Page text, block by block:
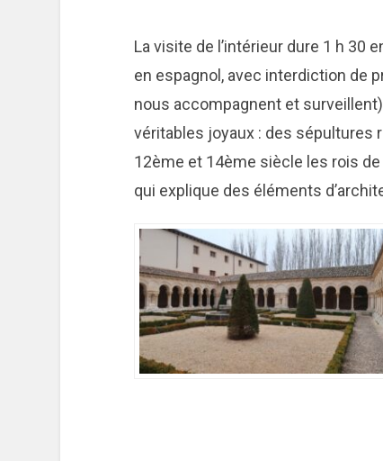
La visite de l’intérieur dure 1 h 30
en espagnol, avec interdiction de
nous accompagnent et
véritables joyaux : des sépultures
12ème et 14ème siècle les rois
qui explique des éléments